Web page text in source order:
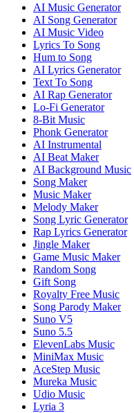
AI Music Generator
AI Song Generator
AI Music Video
Lyrics To Song
Hum to Song
AI Lyrics Generator
Text To Song
AI Rap Generator
Lo-Fi Generator
8-Bit Music
Phonk Generator
AI Instrumental
AI Beat Maker
AI Background Music
Song Maker
Music Maker
Melody Maker
Song Lyric Generator
Rap Lyrics Generator
Jingle Maker
Game Music Maker
Random Song
Gift Song
Royalty Free Music
Song Parody Maker
Suno V5
Suno 5.5
ElevenLabs Music
MiniMax Music
AceStep Music
Mureka Music
Udio Music
Lyria 3